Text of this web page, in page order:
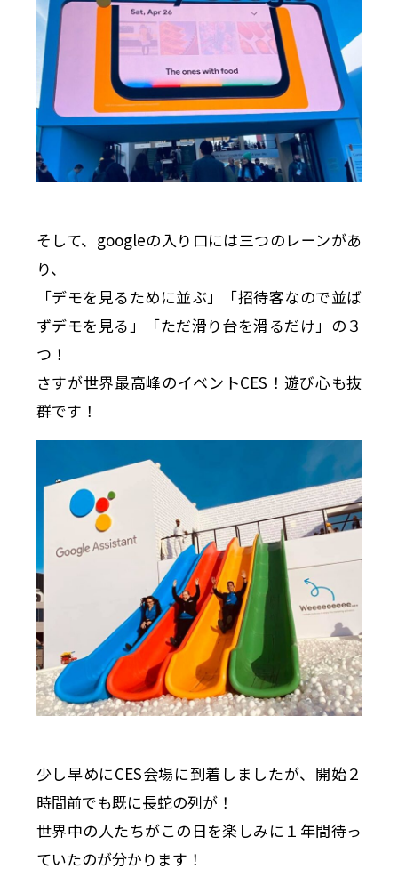
そして、googleの入り口には三つのレーンがあ
り、
「デモを見るために並ぶ」「招待客なので並ば
ずデモを見る」「ただ滑り台を滑るだけ」の３
つ！
さすが世界最高峰のイベントCES！遊び心も抜
群です！
少し早めにCES会場に到着しましたが、開始２
時間前でも既に長蛇の列が！
世界中の人たちがこの日を楽しみに１年間待っ
ていたのが分かります！